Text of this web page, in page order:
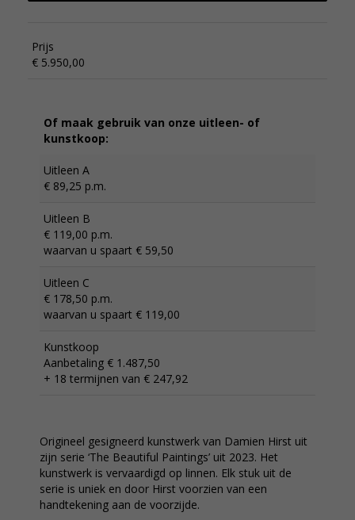
Prijs
€ 5.950,00
Of maak gebruik van onze uitleen- of
kunstkoop:
Uitleen A
€ 89,25 p.m.
Uitleen B
€ 119,00 p.m.
waarvan u spaart € 59,50
Uitleen C
€ 178,50 p.m.
waarvan u spaart € 119,00
Kunstkoop
Aanbetaling € 1.487,50
+ 18 termijnen van € 247,92
Origineel gesigneerd kunstwerk van Damien Hirst uit
zijn serie ‘The Beautiful Paintings’ uit 2023. Het
kunstwerk is vervaardigd op linnen. Elk stuk uit de
serie is uniek en door Hirst voorzien van een
handtekening aan de voorzijde.